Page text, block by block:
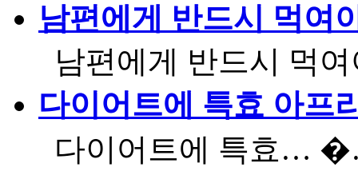
남편에게 반드시 먹여
남편에게 반드시 먹
다이어트에 특효 아프
다이어트에 특효…